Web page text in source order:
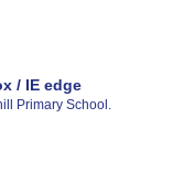
/ IE edge
Primary School.